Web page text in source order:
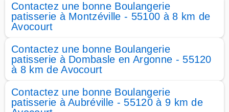
Contactez une bonne Boulangerie
patisserie à Montzéville - 55100 à 8 km de
Avocourt
Contactez une bonne Boulangerie
patisserie à Dombasle en Argonne - 55120
à 8 km de Avocourt
Contactez une bonne Boulangerie
patisserie à Aubréville - 55120 à 9 km de